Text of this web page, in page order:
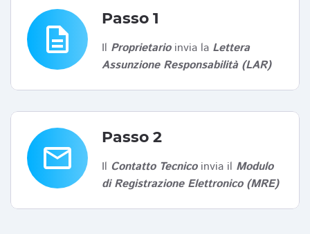
description
Passo 1
Il Proprietarioinvia la Lettera
Assunzione Responsabilità (LAR)
email
Passo 2
Il Contatto Tecnicoinvia il Modulo
di Registrazione Elettronico (MRE)